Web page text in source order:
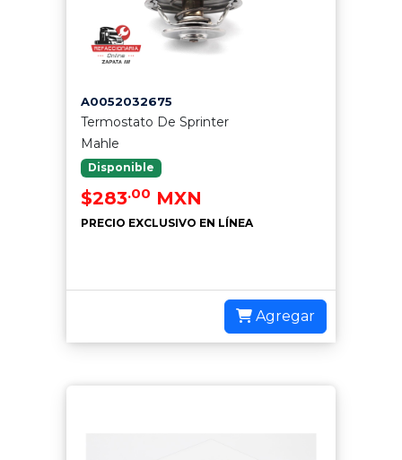
A0052032675
Termostato De Sprinter
Mahle
Disponible
$283.00 MXN
PRECIO EXCLUSIVO EN LÍNEA
Agregar